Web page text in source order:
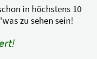
in höchstens 10
zu sehen sein!